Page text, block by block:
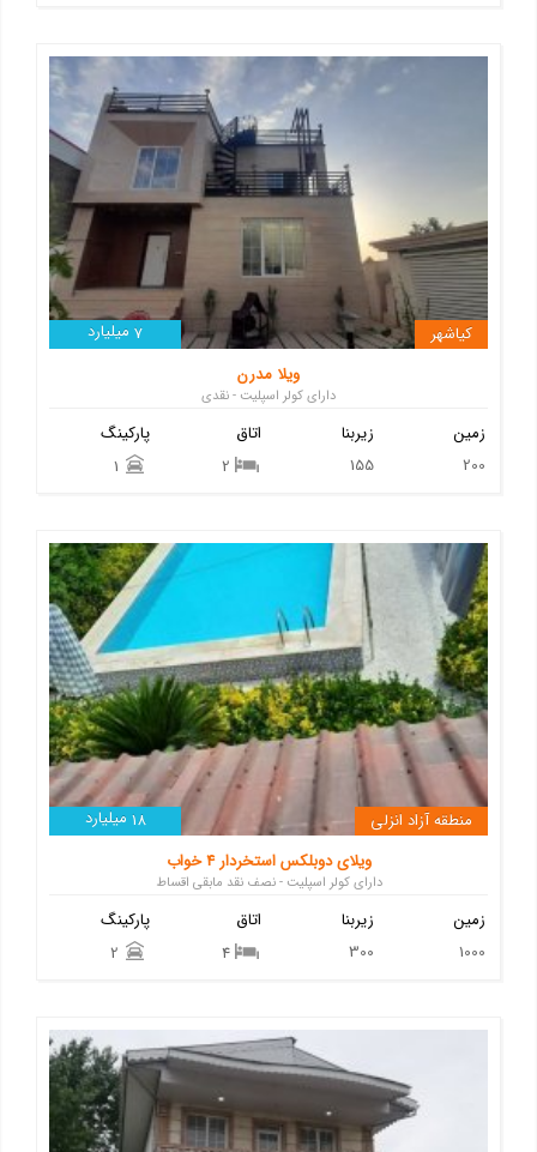
7 میلیارد
کیاشهر
ویلا مدرن
دارای کولر اسپلیت - نقدی
پارکینگ
اتاق
2
زیربنا
155
زمین
200
18 میلیارد
منطقه آزاد انزلی
ویلای دوبلکس استخردار 4 خواب
دارای کولر اسپلیت - نصف نقد مابقی اقساط
پارکینگ
اتاق
4
زیربنا
300
زمین
1000